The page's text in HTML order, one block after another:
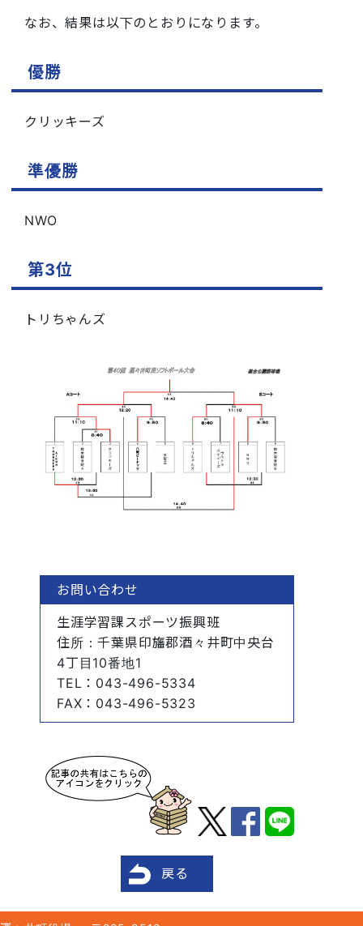
なお、結果は以下のとおりになります。
優勝
クリッキーズ
準優勝
NWO
第3位
トリちゃんズ
お問い合わせ
生涯学習課スポーツ振興班
住所 ：千葉県印旛郡酒々井町中央台
4丁目10番地1
TEL ：043-496-5334
FAX ：043-496-5323
戻る